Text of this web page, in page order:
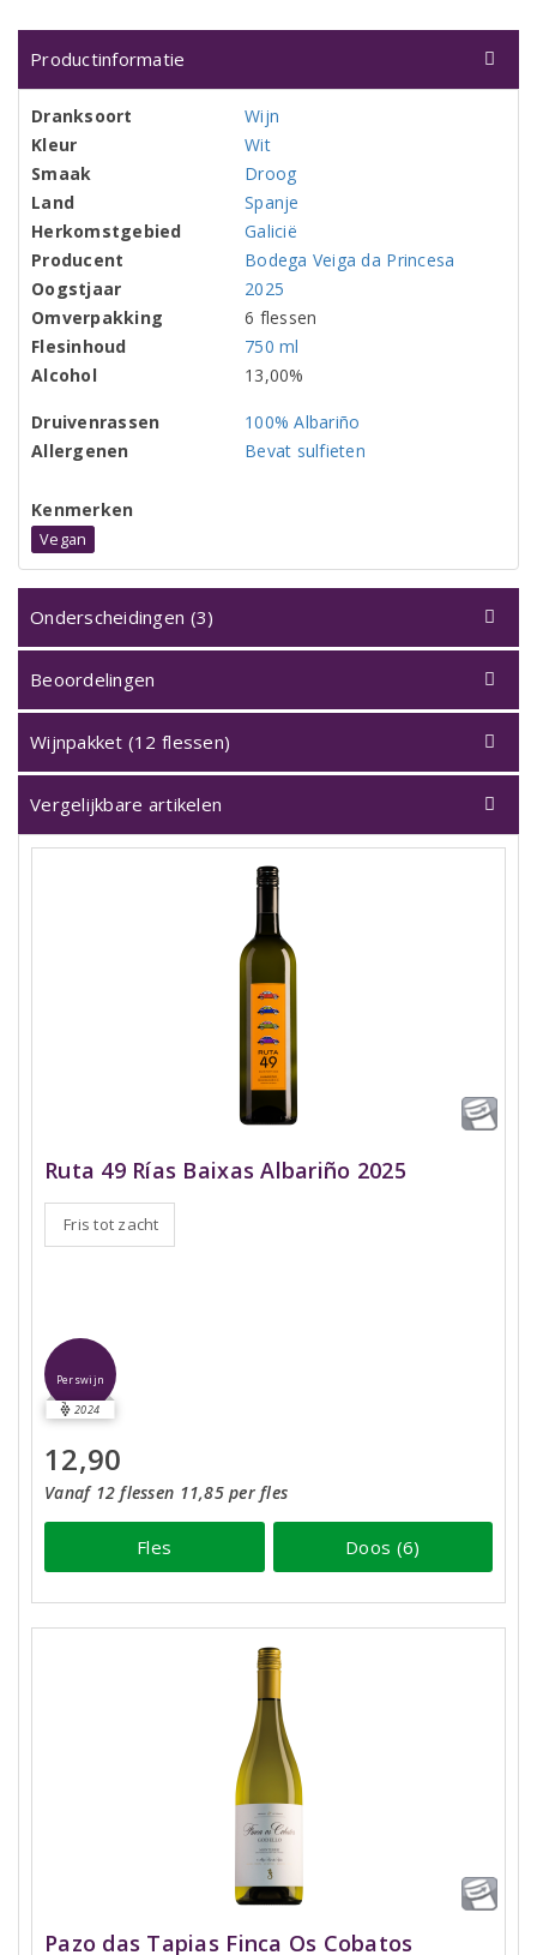
Productinformatie
Dranksoort
Wijn
Kleur
Wit
Smaak
Droog
Land
Spanje
Herkomstgebied
Galicië
Producent
Bodega Veiga da Princesa
Oogstjaar
2025
Omverpakking
6 flessen
Flesinhoud
750 ml
Alcohol
13,00%
Druivenrassen
100% Albariño
Allergenen
Bevat sulfieten
Kenmerken
Vegan
Onderscheidingen (3)
Beoordelingen
Wijnpakket (12 flessen)
Vergelijkbare artikelen
Ruta 49 Rías Baixas Albariño 2025
Fris tot zacht
Perswijn
2024
12,90
Vanaf 12 flessen 11,85 per fles
Fles Doos (6)
Pazo das Tapias Finca Os Cobatos